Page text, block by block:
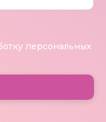
персональных